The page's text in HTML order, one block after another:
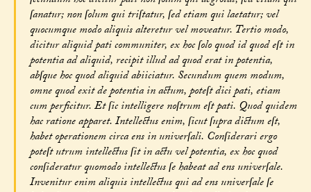
ſanatur; non ſolum qui triſtatur, ſed etiam qui laetatur; vel
quocumque modo aliquis alteretur vel moveatur. Tertio modo,
dicitur aliquid pati communiter, ex hoc ſolo quod id quod eſt in
potentia ad aliquid, recipit illud ad quod erat in potentia,
abſque hoc quod aliquid abiiciatur. Secundum quem modum,
omne quod exit de potentia in actum, poteſt dici pati, etiam
cum perficitur. Et ſic intelligere noſtrum eſt pati. Quod quidem
hac ratione apparet. Intellectus enim, ſicut ſupra dictum eſt,
habet operationem circa ens in univerſali. Conſiderari ergo
poteſt utrum intellectus ſit in actu vel potentia, ex hoc quod
conſideratur quomodo intellectus ſe habeat ad ens univerſale.
Invenitur enim aliquis intellectus qui ad ens univerſale ſe